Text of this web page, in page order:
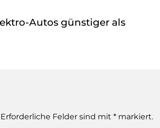
Autos günstiger als
Felder sind mit * markiert.